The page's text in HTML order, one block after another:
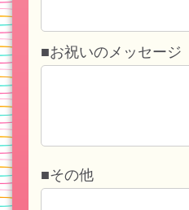
■お祝いのメッセージ
■その他